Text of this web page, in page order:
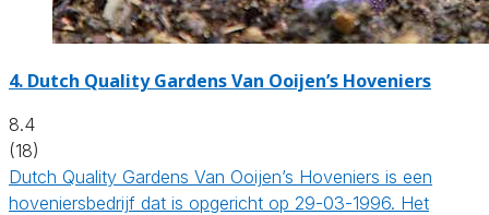
4. Dutch Quality Gardens Van Ooijen’s Hoveniers
8.4
(18)
Dutch Quality Gardens Van Ooijen’s Hoveniers is een
hoveniersbedrijf dat is opgericht op 29-03-1996. Het